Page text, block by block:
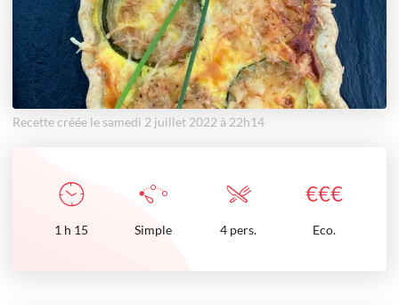
Recette créée le samedi 2 juillet 2022 à 22h14
€€€
1 h 15 Simple 4 pers. Eco.